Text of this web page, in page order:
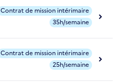
Contrat de mission intérimaire
35h/semaine
Contrat de mission intérimaire
25h/semaine